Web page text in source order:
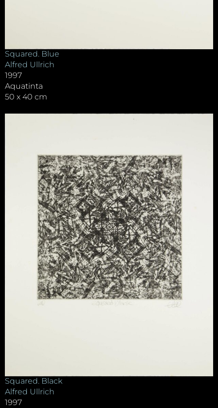
Squared. Blue
Alfred Ullrich
1997
Aquatinta
50 x 40 cm
Squared. Black
Alfred Ullrich
1997